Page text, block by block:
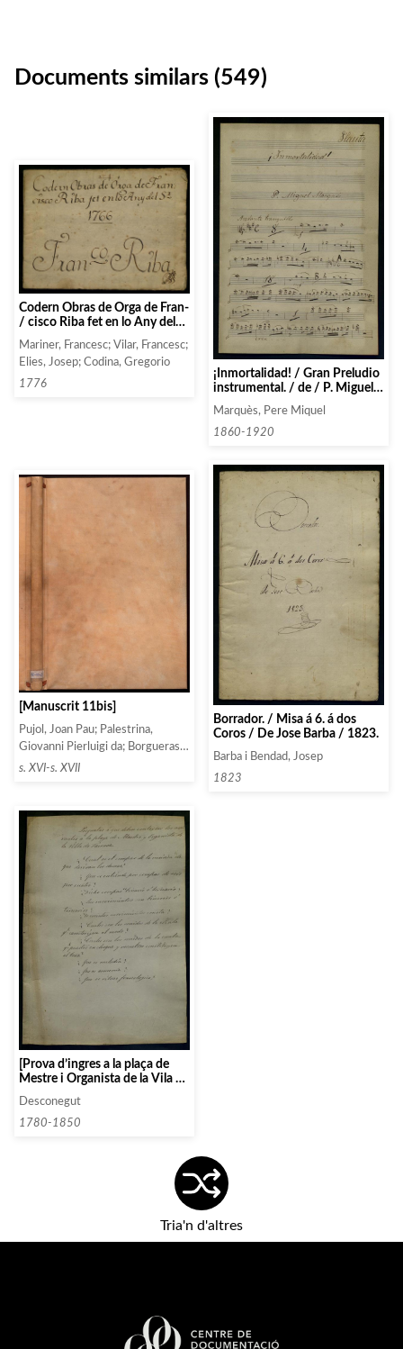
Documents similars (549)
Codern Obras de Orga de Fran-
/ cisco Riba fet en lo Any del
Sr. / 1776
Mariner, Francesc; Vilar, Francesc;
Elies, Josep; Codina, Gregorio
1776
¡Inmortalidad! / Gran Preludio
instrumental. / de / P. Miguel
Marquès, Pere Miquel
1860-1920
[Manuscrit 11bis]
Pujol, Joan Pau; Palestrina,
Giovanni Pierluigi da; Borgueras;
Morales, Cristóbal de
s. XVI-s. XVII
Borrador. / Misa á 6. á dos
Coros / De Jose Barba / 1823.
Barba i Bendad, Josep
1823
[Prova d’ingres a la plaça de
Mestre i Organista de la Vila de
Terrassa]
Desconegut
1780-1850
Tria'n d'altres